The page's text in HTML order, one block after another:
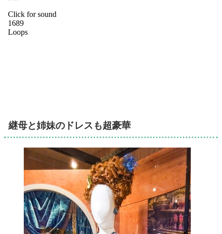
継母と姉妹のドレスも超豪華